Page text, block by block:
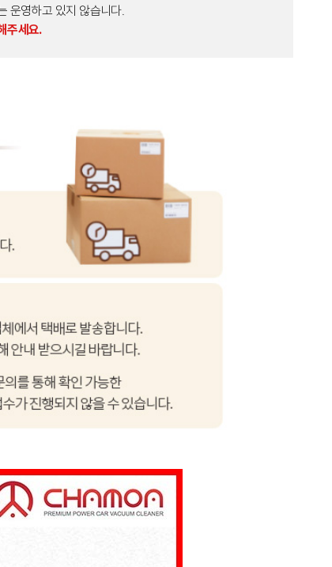
운영하고 있지 않습니다.
주세요.